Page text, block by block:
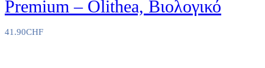
page
Premium – Olithea, Βιολογικό
41.90CHF